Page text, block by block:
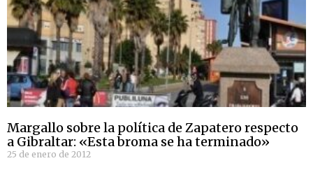
Margallo sobre la política de Zapatero respecto
a Gibraltar: «Esta broma se ha terminado»
25 de enero de 2012